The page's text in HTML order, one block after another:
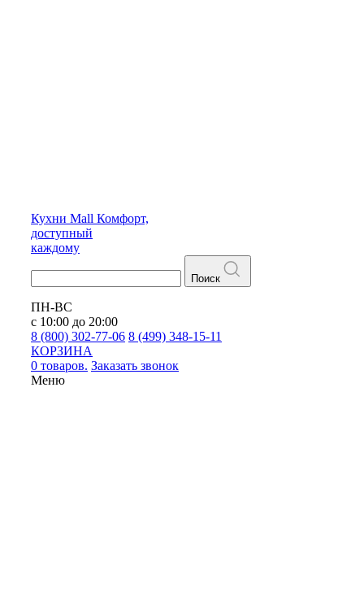
Кухни Mall Комфорт,
доступный
каждому
Поиск
ПН-ВС
с 10:00 до 20:00
8 (800) 302-77-06 8 (499) 348-15-11
КОРЗИНА
0 товаров. Заказать звонок
Меню